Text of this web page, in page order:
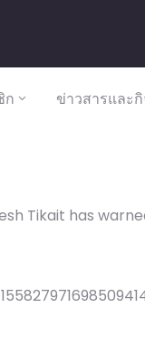
ก ข่าวสารและ
Tikait has